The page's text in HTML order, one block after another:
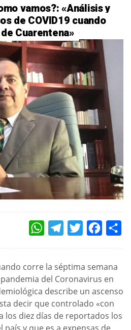
vamos?: «Análisis y
de COVID19 cuando
Cuarentena»
WHATSAPPTELEGRAMTWITTER
corre la séptima semana
del Coronavirus en
describe un ascenso
decir que controlado «con
los diez días de reportados los